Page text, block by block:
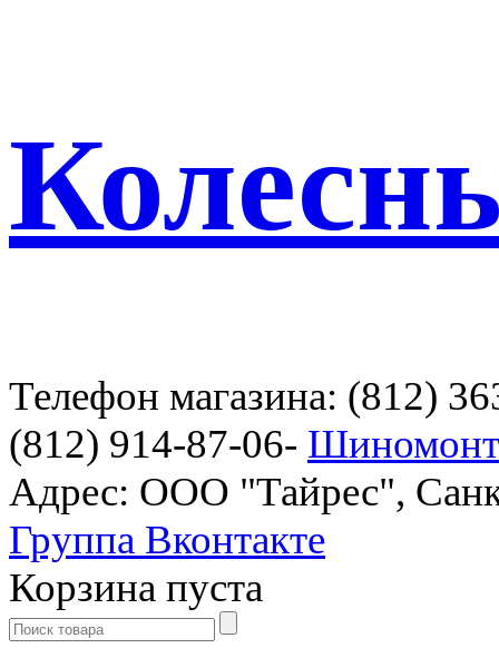
Телефон магазина: (812)
(812) 914-87-06-
Адрес: ООО "Тайрес",
Группа Вконтакте
Корзина пуста